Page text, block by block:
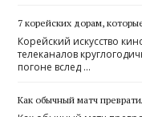
7 корейских дорам,
Корейский искусство
телеканалов
погоне вслед …
Как обычный матч